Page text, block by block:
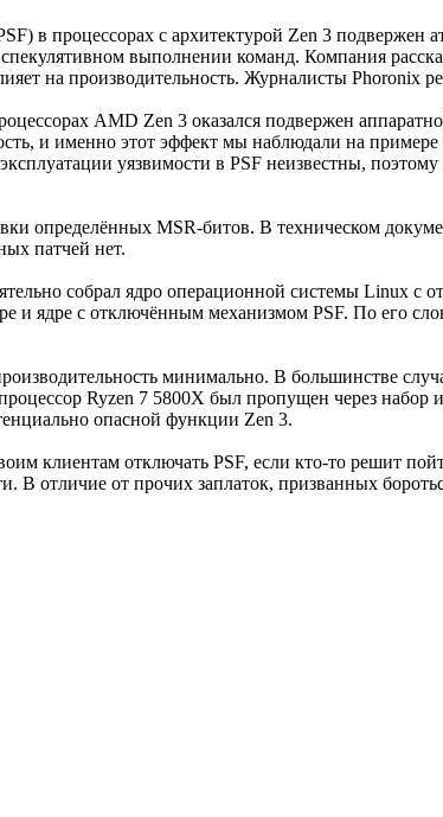
в процессорах с архитектурой Zen 3 подвержен
выполнении команд. Компания
на производительность. Журналисты Phoronix
AMD Zen 3 оказался подвержен
и именно этот эффект мы наблюдали на примере
уязвимости в PSF неизвестны,
определённых MSR-битов. В техническом
патчей нет.
собрал ядро операционной системы Linux с
ядре с отключённым механизмом PSF. По его
минимально. В большинстве
Ryzen 7 5800X был пропущен через набор
опасной функции Zen 3.
клиентам отключать PSF, если кто-то решит
В отличие от прочих заплаток, призванных